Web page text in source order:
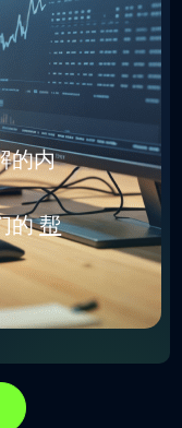
的内
的帮